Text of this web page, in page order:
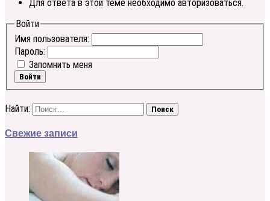
Для ответа в этой теме необходимо авторизоваться.
Войти
Имя пользователя:
Пароль:
Запомнить меня
Войти
Найти:
Свежие записи